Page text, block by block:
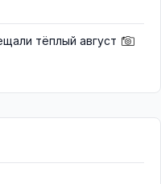
тёплый август